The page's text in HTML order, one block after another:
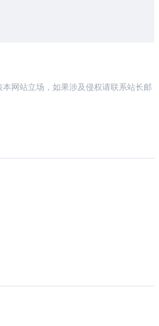
网站立场，如果涉及侵权请联系站长邮